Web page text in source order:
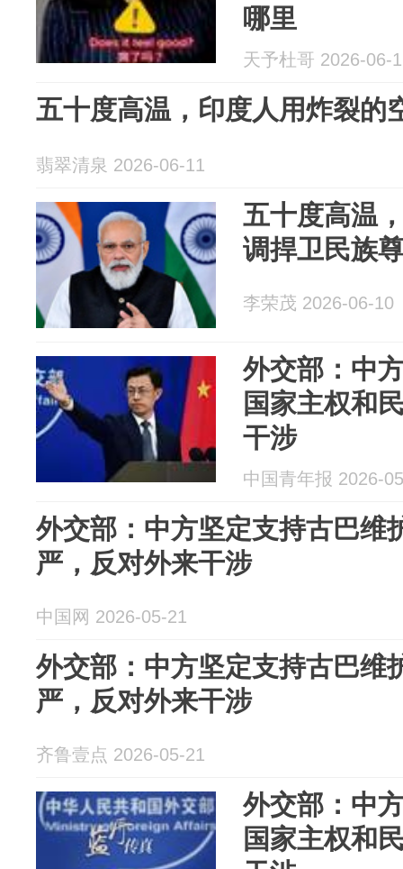
哪里
天予杜哥 2026-06-
五十度高温，印度人用炸裂的
翡翠清泉 2026-06-11
五十度高温
调捍卫民族
李荣茂 2026-06-10
外交部：中
国家主权和
干涉
中国青年报 2026-
外交部：中方坚定支持古巴维
严，反对外来干涉
中国网 2026-05-21
外交部：中方坚定支持古巴维
严，反对外来干涉
齐鲁壹点 2026-05-21
外交部：中
国家主权和